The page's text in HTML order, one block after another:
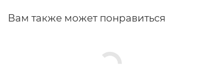
строго выдержаны, благодаря автоматизации
Вам также может понравиться